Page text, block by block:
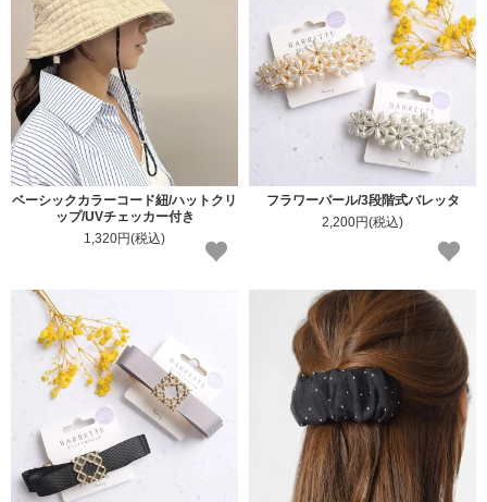
ベーシックカラーコード紐/ハットクリ
ップ/UVチェッカー付き
1,320円(税込)
フラワーパール/3段階式バレッタ
2,200円(税込)